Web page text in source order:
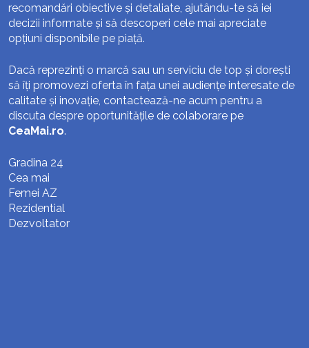
recomandări obiective și detaliate, ajutându-te să iei
decizii informate și să descoperi cele mai apreciate
opțiuni disponibile pe piață.
Dacă reprezinți o marcă sau un serviciu de top și dorești
să îți promovezi oferta în fața unei audiențe interesate de
calitate și inovație, contactează-ne acum pentru a
discuta despre oportunitățile de colaborare pe
CeaMai.ro.
Gradina 24
Cea mai
Femei AZ
Rezidential
Dezvoltator